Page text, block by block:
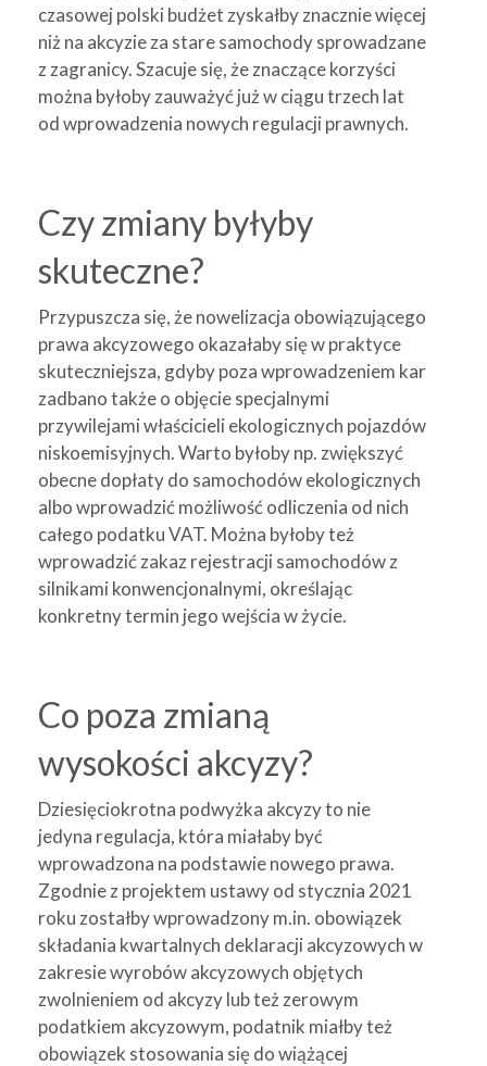
czasowej polski budżet zyskałby znacznie więcej
niż na akcyzie za stare samochody sprowadzane
z zagranicy. Szacuje się, że znaczące korzyści
można byłoby zauważyć już w ciągu trzech lat
od wprowadzenia nowych regulacji prawnych.
Czy zmiany byłyby
skuteczne?
Przypuszcza się, że nowelizacja obowiązującego
prawa akcyzowego okazałaby się w praktyce
skuteczniejsza, gdyby poza wprowadzeniem kar
zadbano także o objęcie specjalnymi
przywilejami właścicieli ekologicznych pojazdów
niskoemisyjnych. Warto byłoby np. zwiększyć
obecne dopłaty do samochodów ekologicznych
albo wprowadzić możliwość odliczenia od nich
całego podatku VAT. Można byłoby też
wprowadzić zakaz rejestracji samochodów z
silnikami konwencjonalnymi, określając
konkretny termin jego wejścia w życie.
Co poza zmianą
wysokości akcyzy?
Dziesięciokrotna podwyżka akcyzy to nie
jedyna regulacja, która miałaby być
wprowadzona na podstawie nowego prawa.
Zgodnie z projektem ustawy od stycznia 2021
roku zostałby wprowadzony m.in. obowiązek
składania kwartalnych deklaracji akcyzowych w
zakresie wyrobów akcyzowych objętych
zwolnieniem od akcyzy lub też zerowym
podatkiem akcyzowym, podatnik miałby też
obowiązek stosowania się do wiążącej